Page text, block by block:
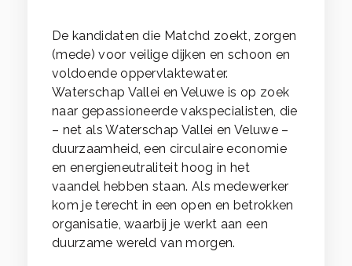
De kandidaten die Matchd zoekt, zorgen
(mede) voor veilige dijken en schoon en
voldoende oppervlaktewater.
Waterschap Vallei en Veluwe is op zoek
naar gepassioneerde vakspecialisten, die
– net als Waterschap Vallei en Veluwe –
duurzaamheid, een circulaire economie
en energieneutraliteit hoog in het
vaandel hebben staan. Als medewerker
kom je terecht in een open en betrokken
organisatie, waarbij je werkt aan een
duurzame wereld van morgen.